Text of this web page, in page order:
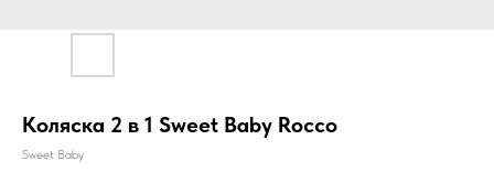
Коляска 2 в 1 Sweet Baby Rocco
Sweet Baby